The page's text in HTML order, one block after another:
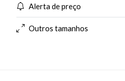
Alerta de preço
Outros tamanhos